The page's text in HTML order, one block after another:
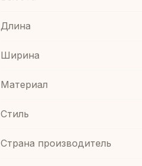
Длина
Ширина
Материал
Стиль
Страна производитель